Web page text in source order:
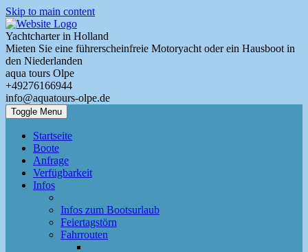
Skip to main content
Yachtcharter in Holland
Mieten Sie eine führerscheinfreie Motoryacht oder ein Hausboot in
den Niederlanden
aqua tours Olpe
+49276166944
info@aquatours-olpe.de
Toggle Menu
Startseite
Boote
Anfrage
Verfügbarkeit
Infos
Infos zum Bootsurlaub
Feiertagstörn
Fahrrouten